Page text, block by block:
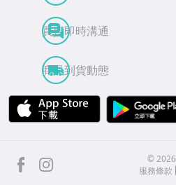
買賣即時溝通
商品到貨動態
APP Store
facebook ©2026
服務條款